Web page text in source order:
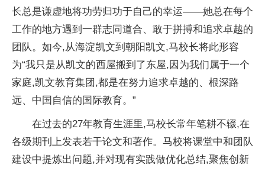
长总是谦虚地将功劳归功于自己的幸运——她总在每个
工作的地方遇到一群志同道合、敢于拼搏和追求卓越的
团队。如今,从海淀凯文到朝阳凯文,马校长将此形容
为“我只是从凯文的西屋搬到了东屋,因为我们属于一个
家庭,凯文教育集团,都是在努力追求卓越的、根深路
远、 中国自信的国际教育。”
在过去的27年教育生涯里,马校长常年笔耕不辍,在
各级期刊上发表若干论文和著作。马校将课堂中和团队
建设中提炼出问题,并对现有实践做优化总结,聚焦创新